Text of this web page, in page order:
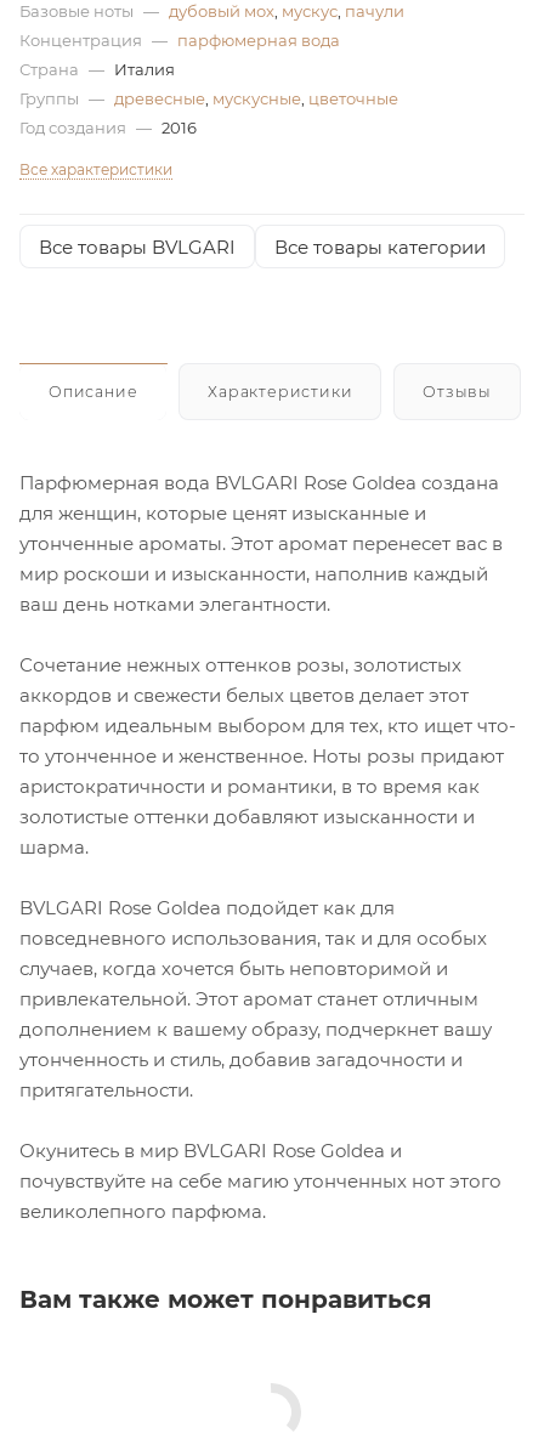
Базовые ноты — дубовый мох мускус пачули
Концентрация — парфюмерная вода
Страна — Италия
Группы — древесные мускусные цветочные
Год создания — 2016
Все характеристики
Все товары BVLGARI Все товары категории
Описание Характеристики Отзывы
Парфюмерная вода BVLGARI Rose Goldea создана
для женщин, которые ценят изысканные и
утонченные ароматы. Этот аромат перенесет вас в
мир роскоши и изысканности, наполнив каждый
ваш день нотками элегантности.
Сочетание нежных оттенков розы, золотистых
аккордов и свежести белых цветов делает этот
парфюм идеальным выбором для тех, кто ищет что-
то утонченное и женственное. Ноты розы придают
аристократичности и романтики, в то время как
золотистые оттенки добавляют изысканности и
шарма.
BVLGARI Rose Goldea подойдет как для
повседневного использования, так и для особых
случаев, когда хочется быть неповторимой и
привлекательной. Этот аромат станет отличным
дополнением к вашему образу, подчеркнет вашу
утонченность и стиль, добавив загадочности и
притягательности.
Окунитесь в мир BVLGARI Rose Goldea и
почувствуйте на себе магию утонченных нот этого
великолепного парфюма.
Вам также может понравиться